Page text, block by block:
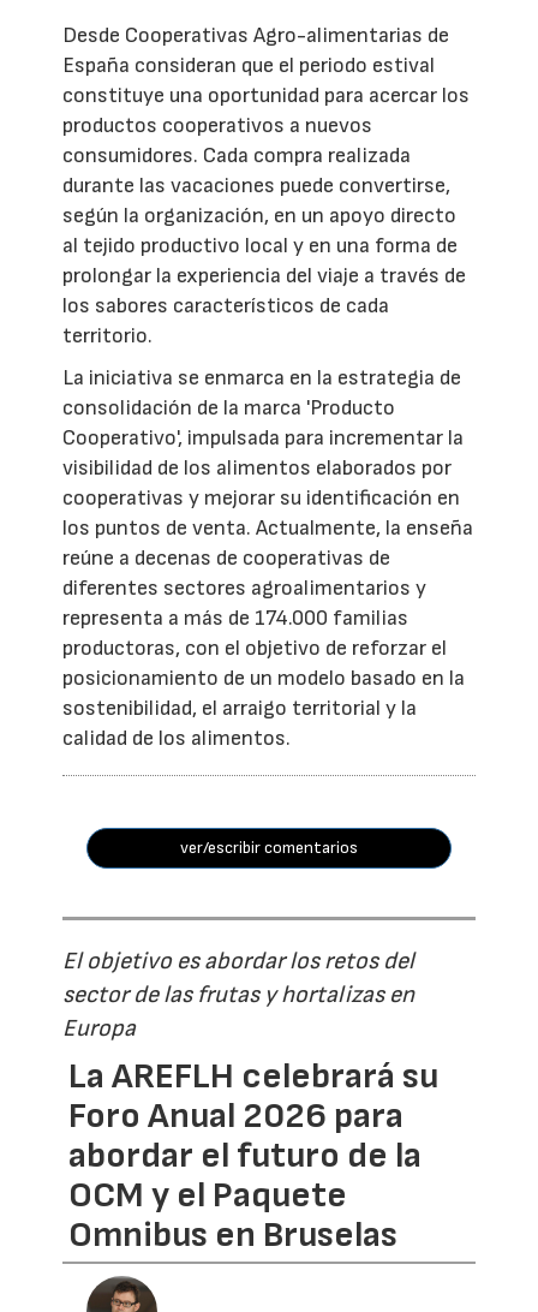
Desde Cooperativas Agro-alimentarias de
España consideran que el periodo estival
constituye una oportunidad para acercar los
productos cooperativos a nuevos
consumidores. Cada compra realizada
durante las vacaciones puede convertirse,
según la organización, en un apoyo directo
al tejido productivo local y en una forma de
prolongar la experiencia del viaje a través de
los sabores característicos de cada
territorio.
La iniciativa se enmarca en la estrategia de
consolidación de la marca 'Producto
Cooperativo', impulsada para incrementar la
visibilidad de los alimentos elaborados por
cooperativas y mejorar su identificación en
los puntos de venta. Actualmente, la enseña
reúne a decenas de cooperativas de
diferentes sectores agroalimentarios y
representa a más de 174.000 familias
productoras, con el objetivo de reforzar el
posicionamiento de un modelo basado en la
sostenibilidad, el arraigo territorial y la
calidad de los alimentos.
ver/escribir comentarios
El objetivo es abordar los retos del
sector de las frutas y hortalizas en
Europa
La AREFLH celebrará su
Foro Anual 2026 para
abordar el futuro de la
OCM y el Paquete
Omnibus en Bruselas